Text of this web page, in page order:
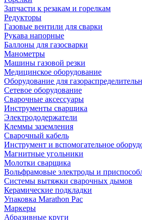
Запчасти к резакам и горелкам
Редукторы
Газовые вентили для сварки
Рукава напорные
Баллоны для газосварки
Манометры
Машины газовой резки
Медицинское оборудование
Оборудование для
Сетевое оборудование
Сварочные аксессуары
Инструменты сварщика
Электрододержатели
Клеммы заземления
Сварочный кабель
Инструмент и вспомогательное
Магнитные угольники
Молотки сварщика
Вольфрамовые электроды и
Системы вытяжки сварочных дымов
Керамические подкладки
Упаковка Marathon Pac
Маркеры
Абразивные круги